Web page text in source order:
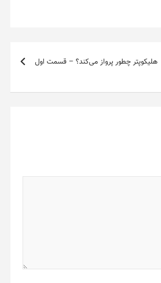
هلیکوپتر چطور پرواز می‌کند؟ – قسمت اول